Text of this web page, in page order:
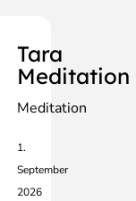
Tara
Meditation
Meditation
1.
September
2026